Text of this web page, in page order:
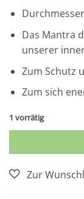
Das Mantra
unserer
Zum Schutz
Zum sich
1 vorrätig